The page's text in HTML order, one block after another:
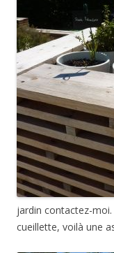
jardin contactez-
cueillette, voilà une